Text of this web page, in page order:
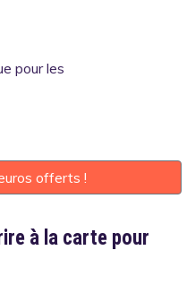
offerts !
à la carte pour